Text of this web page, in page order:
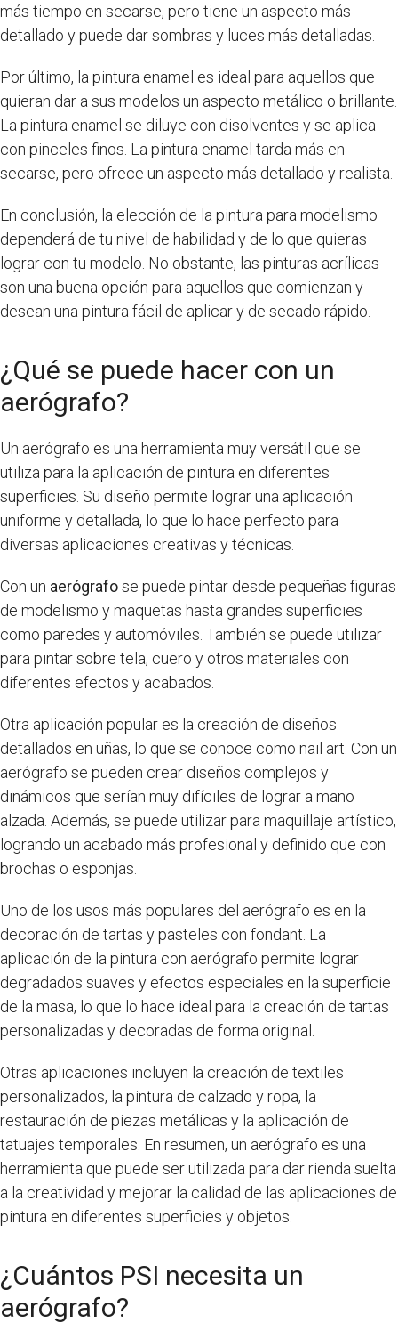
más tiempo en secarse, pero tiene un aspecto más
detallado y puede dar sombras y luces más detalladas.
Por último, la pintura enamel es ideal para aquellos que
quieran dar a sus modelos un aspecto metálico o brillante.
La pintura enamel se diluye con disolventes y se aplica
con pinceles finos. La pintura enamel tarda más en
secarse, pero ofrece un aspecto más detallado y realista.
En conclusión, la elección de la pintura para modelismo
dependerá de tu nivel de habilidad y de lo que quieras
lograr con tu modelo. No obstante, las pinturas acrílicas
son una buena opción para aquellos que comienzan y
desean una pintura fácil de aplicar y de secado rápido.
¿Qué se puede hacer con un
aerógrafo?
Un aerógrafo es una herramienta muy versátil que se
utiliza para la aplicación de pintura en diferentes
superficies. Su diseño permite lograr una aplicación
uniforme y detallada, lo que lo hace perfecto para
diversas aplicaciones creativas y técnicas.
Con un aerógrafose puede pintar desde pequeñas figuras
de modelismo y maquetas hasta grandes superficies
como paredes y automóviles. También se puede utilizar
para pintar sobre tela, cuero y otros materiales con
diferentes efectos y acabados.
Otra aplicación popular es la creación de diseños
detallados en uñas, lo que se conoce como nail art. Con un
aerógrafo se pueden crear diseños complejos y
dinámicos que serían muy difíciles de lograr a mano
alzada. Además, se puede utilizar para maquillaje artístico,
logrando un acabado más profesional y definido que con
brochas o esponjas.
Uno de los usos más populares del aerógrafo es en la
decoración de tartas y pasteles con fondant. La
aplicación de la pintura con aerógrafo permite lograr
degradados suaves y efectos especiales en la superficie
de la masa, lo que lo hace ideal para la creación de tartas
personalizadas y decoradas de forma original.
Otras aplicaciones incluyen la creación de textiles
personalizados, la pintura de calzado y ropa, la
restauración de piezas metálicas y la aplicación de
tatuajes temporales. En resumen, un aerógrafo es una
herramienta que puede ser utilizada para dar rienda suelta
a la creatividad y mejorar la calidad de las aplicaciones de
pintura en diferentes superficies y objetos.
¿Cuántos PSI necesita un
aerógrafo?